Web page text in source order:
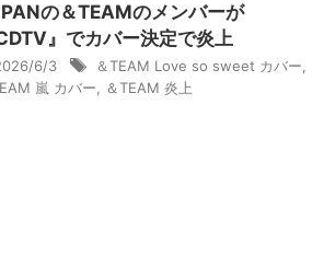
の＆TEAMのメンバーが
CDTV』でカバー決定で炎上
6/3 ＆TEAM Love so sweet カバー
嵐 カバー
＆TEAM 炎上